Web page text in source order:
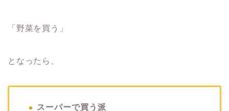
「野菜を買う」
となったら、
スーパーで買う派